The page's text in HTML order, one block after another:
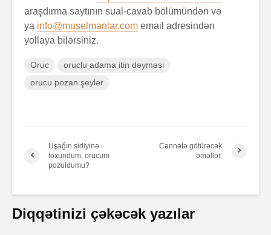
araşdırma saytının sual-cavab bölümündən və
ya info@muselmanlar.com email adresindən
yollaya bilərsiniz.
Oruc
oruclu adama itin dəyməsi
orucu pozan şeylər
Uşağın sidiyinə
toxundum, orucum
pozuldumu?
Cənnətə götürəcək
əməllər.
Diqqətinizi çəkəcək yazılar